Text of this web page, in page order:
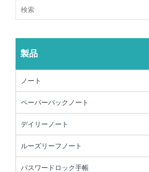
製品
ノート
ペーパーバックノート
デイリーノート
ルーズリーフノート
パスワードロック手帳